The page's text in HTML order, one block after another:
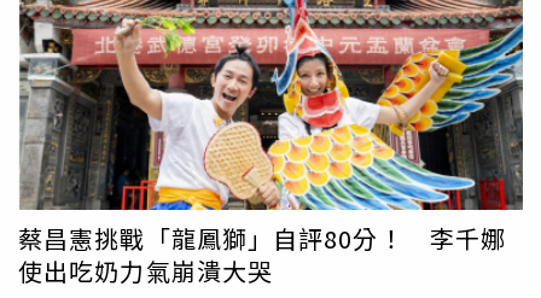
點損傷。體驗神明的化身，讓曹佑寧備感壓力。（圖／民視
提供）曹佑寧面對隔天就要實際上陣表演，備感壓力，「神
將是神明的化身，神像要很威嚴，比較擔心自己沒有把這樣
的感覺詮釋出來，這是很嚴肅的事情，絲毫不能漏氣」。他
一直提醒自己要專業不能掉漆，不能對不起神將。2人對於
台灣這一群保留藝陣文化的人深感佩服，很開心能跟著節目
一起來認識他們。
蔡昌憲挑戰「龍鳳獅」自評80分！ 李千娜
使出吃奶力氣崩潰大哭